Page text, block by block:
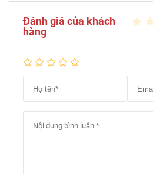
Đánh giá của khách
hàng